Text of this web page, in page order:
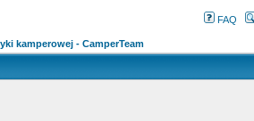
FAQ
kamperowej - CamperTeam